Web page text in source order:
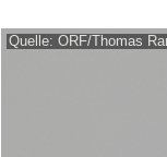
Quelle: ORF/Thomas